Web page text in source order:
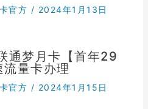
官方 / 2024年1月13日
通梦月卡【首年29
量卡办理
官方 / 2024年1月15日